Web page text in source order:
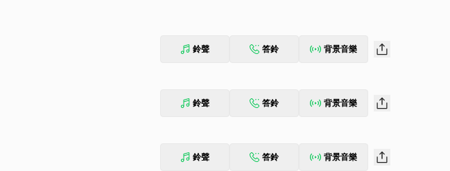
鈴聲 答鈴 背景音樂
鈴聲 答鈴 背景音樂
鈴聲 答鈴 背景音樂